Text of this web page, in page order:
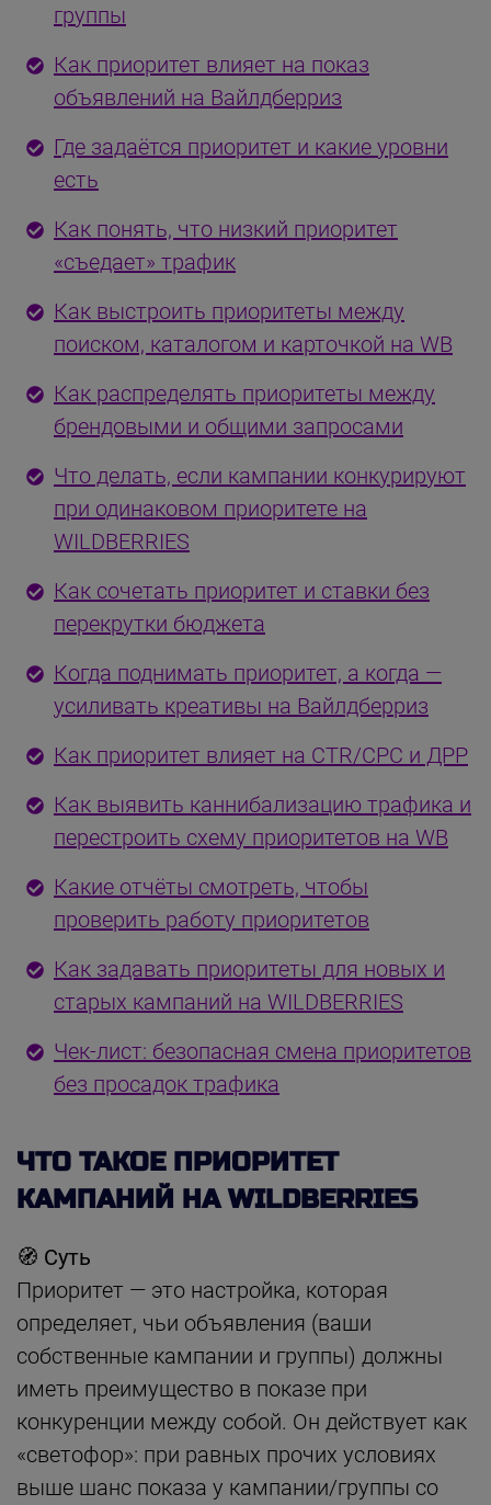
группы
Как приоритет влияет на показ
объявлений на Вайлдберриз
Где задаётся приоритет и какие уровни
есть
Как понять, что низкий приоритет
«съедает» трафик
Как выстроить приоритеты между
поиском, каталогом и карточкой на WB
Как распределять приоритеты между
брендовыми и общими запросами
Что делать, если кампании конкурируют
при одинаковом приоритете на
WILDBERRIES
Как сочетать приоритет и ставки без
перекрутки бюджета
Когда поднимать приоритет, а когда —
усиливать креативы на Вайлдберриз
Как приоритет влияет на CTR/CPC и ДРР
Как выявить каннибализацию трафика и
перестроить схему приоритетов на WB
Какие отчёты смотреть, чтобы
проверить работу приоритетов
Как задавать приоритеты для новых и
старых кампаний на WILDBERRIES
Чек-лист: безопасная смена приоритетов
без просадок трафика
ЧТО ТАКОЕ ПРИОРИТЕТ
КАМПАНИЙ НА WILDBERRIES
🧭 Суть
Приоритет — это настройка, которая
определяет, чьи объявления (ваши
собственные кампании и группы) должны
иметь преимущество в показе при
конкуренции между собой. Он действует как
«светофор»: при равных прочих условиях
выше шанс показа у кампании/группы со